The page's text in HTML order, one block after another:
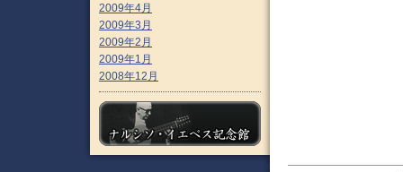
2009年4月
2009年3月
2009年2月
2009年1月
2008年12月